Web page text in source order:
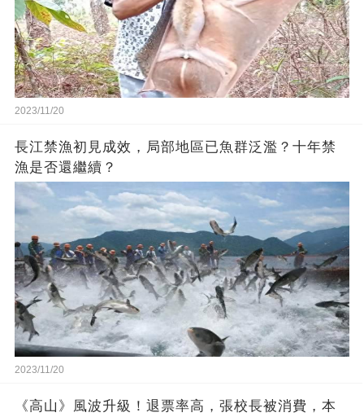
2023/11/20
長江禁漁初見成效，局部地區已魚群泛濫？十年禁
漁是否還繼續？
2023/11/20
《高山》風波升級！退票率高，張校長被消費，本